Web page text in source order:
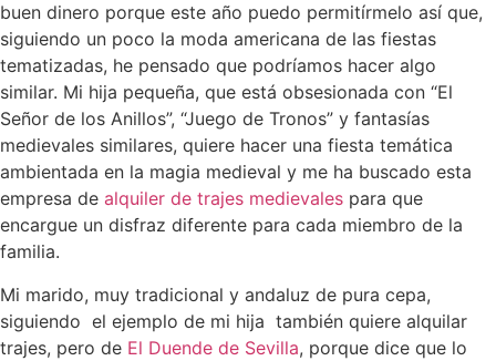
buen dinero porque este año puedo permitírmelo así que,
siguiendo un poco la moda americana de las fiestas
tematizadas, he pensado que podríamos hacer algo
similar. Mi hija pequeña, que está obsesionada con “El
Señor de los Anillos”, “Juego de Tronos” y fantasías
medievales similares, quiere hacer una fiesta temática
ambientada en la magia medieval y me ha buscado esta
empresa de alquiler de trajes medievales para que
encargue un disfraz diferente para cada miembro de la
familia.
Mi marido, muy tradicional y andaluz de pura cepa,
siguiendo el ejemplo de mi hija también quiere alquilar
trajes, pero de El Duende de Sevilla, porque dice que lo